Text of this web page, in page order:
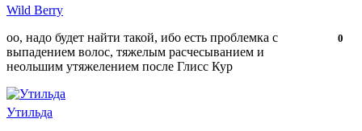
Wild Berry
Нравится!
0
оо, надо будет найти такой, ибо есть проблемка с
выпадением волос, тяжелым расчесыванием и
неольшим утяжелением после Глисс Кур
Утильда